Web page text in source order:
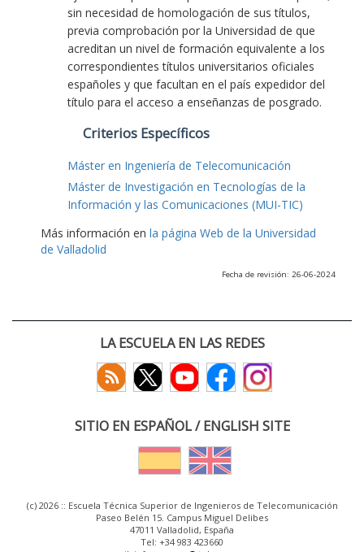
sin necesidad de homologación de sus títulos,
previa comprobación por la Universidad de que
acreditan un nivel de formación equivalente a los
correspondientes títulos universitarios oficiales
españoles y que facultan en el país expedidor del
título para el acceso a enseñanzas de posgrado.
Criterios Específicos
Máster en Ingeniería de Telecomunicación
Máster de Investigación en Tecnologías de la
Información y las Comunicaciones (MUI-TIC)
Más información en la página Web de la Universidad
de Valladolid
Fecha de revisión: 26-06-2024
LA ESCUELA EN LAS REDES
SITIO EN ESPAÑOL / ENGLISH SITE
(c) 2026 :: Escuela Técnica Superior de Ingenieros de Telecomunicación
Paseo Belén 15. Campus Miguel Delibes
47011 Valladolid, España
Tel: +34 983 423660